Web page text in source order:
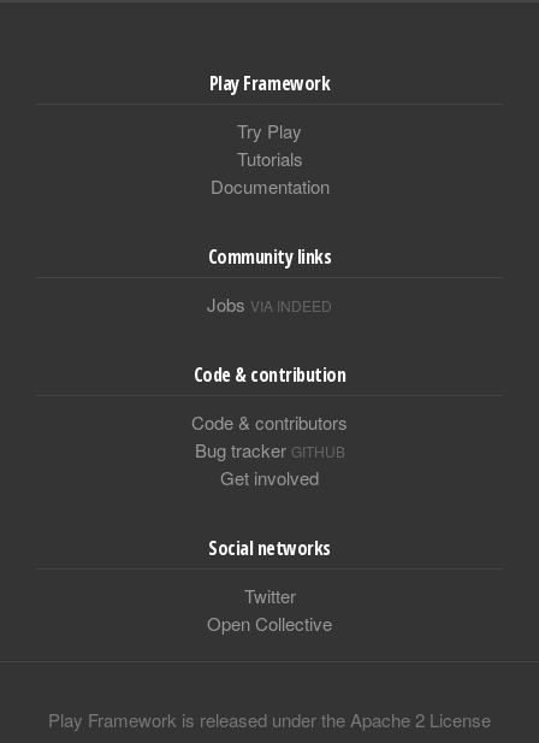
Play Framework
Try Play
Tutorials
Documentation
Community links
Jobs VIA INDEED
Code & contribution
Code & contributors
Bug tracker GITHUB
Get involved
Social networks
Twitter
Open Collective
Play Framework is released under the Apache 2 License